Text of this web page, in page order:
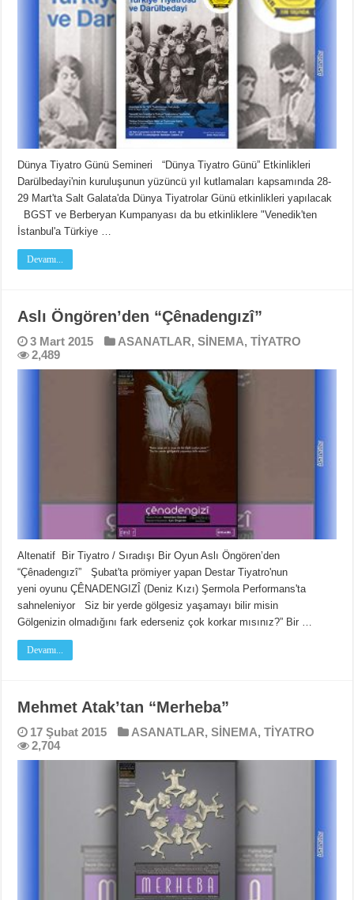
Dünya Tiyatro Günü Semineri “Dünya Tiyatro Günü” Etkinlikleri
Darülbedayi'nin kuruluşunun yüzüncü yıl kutlamaları kapsamında 28-
29 Mart'ta Salt Galata'da Dünya Tiyatrolar Günü etkinlikleri yapılacak
BGST ve Berberyan Kumpanyası da bu etkinliklere "Venedik'ten
İstanbul'a Türkiye …
Devamı...
Aslı Öngören’den “Çênadengızî”
3 Mart 2015 ASANATLAR,SİNEMA,TİYATRO
2,489
Altenatif Bir Tiyatro / Sıradışı Bir Oyun Aslı Öngören’den
“Çênadengızî” Şubat'ta prömiyer yapan Destar Tiyatro'nun
yeni oyunu ÇÊNADENGIZÎ (Deniz Kızı) Şermola Performans'ta
sahneleniyor Siz bir yerde gölgesiz yaşamayı bilir misin
Gölgenizin olmadığını fark ederseniz çok korkar mısınız?” Bir …
Devamı...
Mehmet Atak’tan “Merheba”
17 Şubat 2015 ASANATLAR,SİNEMA,TİYATRO
2,704